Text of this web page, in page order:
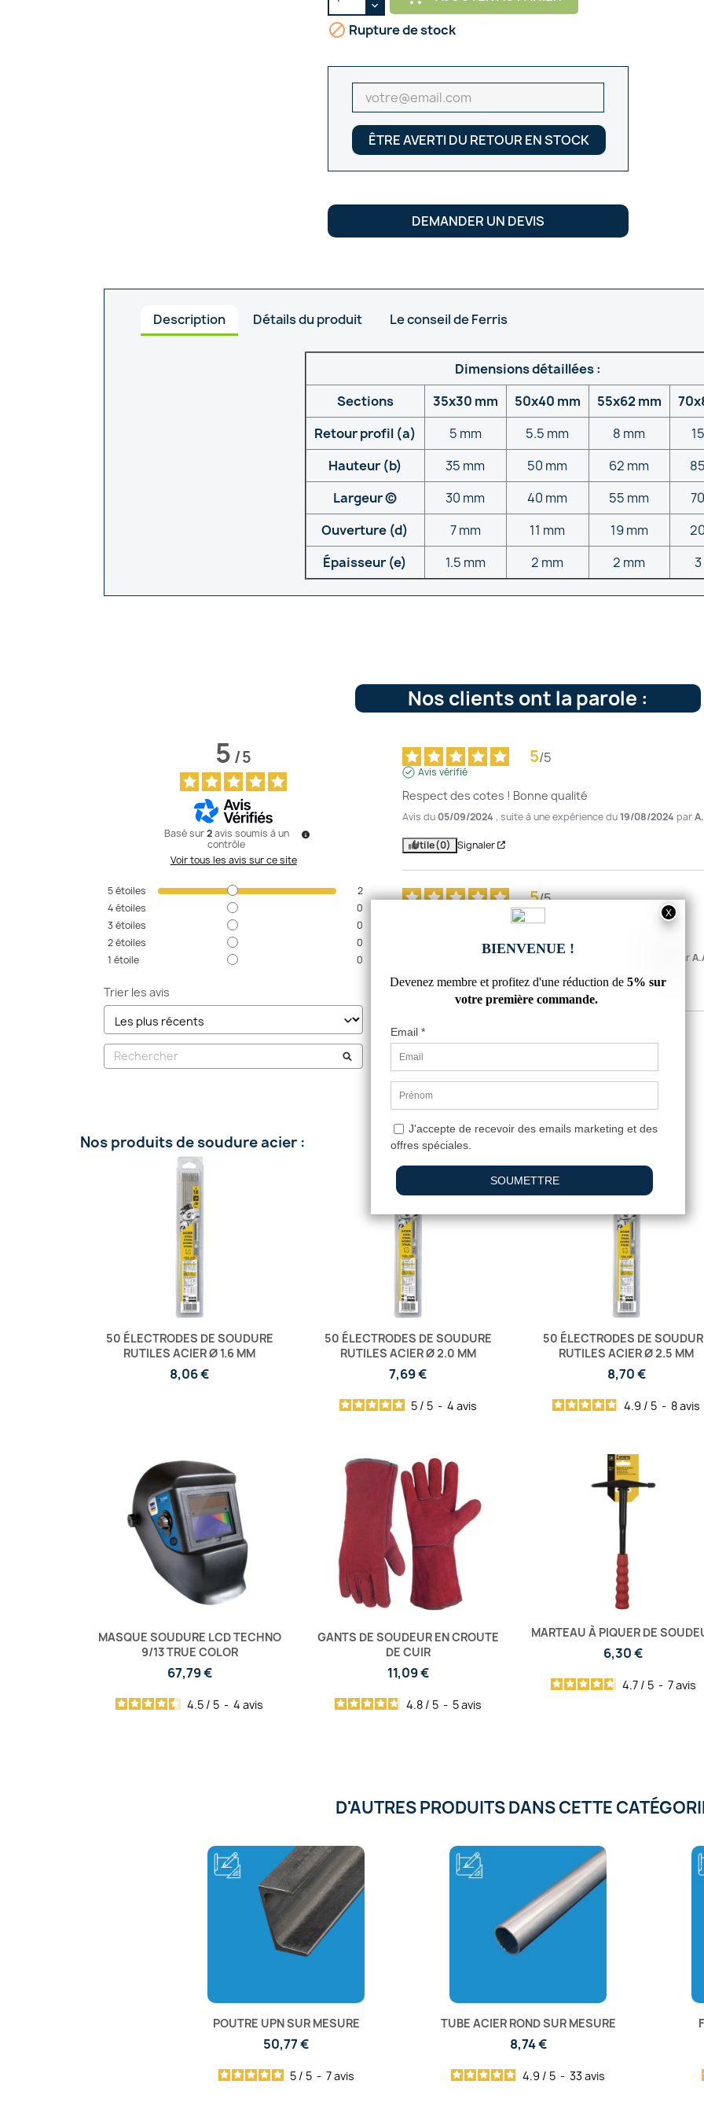
 Rupture de stock
ÊTRE AVERTI DU RETOUR EN STOCK
DEMANDER UN DEVIS
Description Détails du produit Le conseil de Ferris
Dimensions détaillées :
Sections
35x30 mm 50x40 mm 55x62 mm
Retour profil (a)
5 mm 5.5 mm 8 mm
Hauteur (b)
35 mm 50 mm 62 mm
Largeur (c)
30 mm 40 mm 55 mm
Ouverture (d)
7 mm 11 mm 19 mm
Épaisseur (e)
1.5 mm 2 mm 2 mm
Nos clients ont la parole :
5/5
Basé sur2avis soumis à un
contrôle
Voir tous les avis sur ce site
5étoiles
2
4étoiles
0
3 étoiles
0
2étoiles
0
1 étoile 0
Trier les avis
5/5
Avis vérifié
Respect des cotes ! Bonne qualité
Avis du 05/09/2024 , suite à une expérience du19/08/2024 par
Utile(0) Signaler
5/5
01/05/2024, suite à une expérience du par
Utile (0) Signaler
Nos produits de soudure acier :
50 ÉLECTRODES DE SOUDURE
RUTILES ACIER Ø 1.6 MM
8,06 €
50 ÉLECTRODES DE SOUDURE
RUTILES ACIER Ø 2.0 MM
7,69 €
5 / 5 - 4 avis
50 ÉLECTRODES DE
RUTILES ACIER Ø 2.5 MM
8,70 €
4.9 / 5 - 8avis
MASQUE SOUDURE LCD TECHNO
9/13 TRUE COLOR
67,79 €
4.5 / 5 - 4 avis
GANTS DE SOUDEUR EN CROUTE
DE CUIR
11,09 €
4.8 / 5 - 5avis
MARTEAU À PIQUER DE
6,30 €
4.7 / 5 - 7avis
D'AUTRES PRODUITS DANS CETTE
POUTRE UPN SUR MESURE
50,77 €
5 / 5 - 7avis
TUBE ACIER ROND SUR MESURE
8,74 €
4.9 / 5 - 33avis